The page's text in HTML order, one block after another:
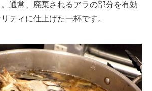
通常、廃棄されるアラの部分を有効
ティに仕上げた一杯です。